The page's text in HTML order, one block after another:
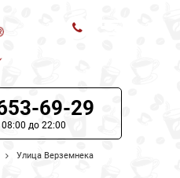
69-29
до 22:00
Улица Верземнека